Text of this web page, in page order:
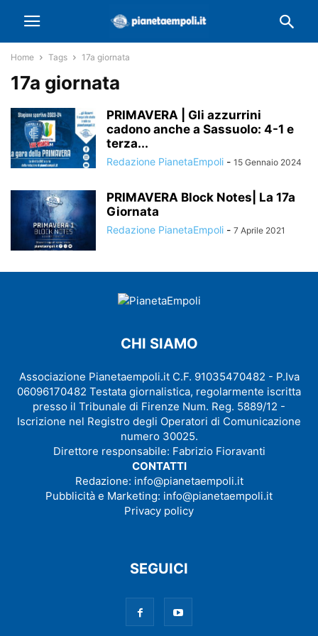
Home Tags 17a giornata
17a giornata
PRIMAVERA | Gli azzurrini
cadono anche a Sassuolo: 4-1 e
terza...
Redazione PianetaEmpoli - 15 Gennaio 2024
PRIMAVERA Block Notes| La 17a
Giornata
Redazione PianetaEmpoli - 7 Aprile 2021
CHI SIAMO
Associazione Pianetaempoli.it C.F. 91035470482 - P.Iva
06096170482 Testata giornalistica, regolarmente iscritta
presso il Tribunale di Firenze Num. Reg. 5889/12 -
Iscrizione nel Registro degli Operatori di Comunicazione
numero 30025.
Direttore responsabile: Fabrizio Fioravanti
CONTATTI
Redazione: info@pianetaempoli.it
Pubblicità e Marketing: info@pianetaempoli.it
Privacy policy
SEGUICI